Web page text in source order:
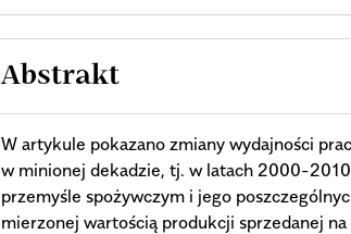
Abstrakt
W artykule pokazano zmiany wydajności
w minionej dekadzie, tj. w latach 2000-
przemyśle spożywczym i jego
mierzonej wartością produkcji sprzedanej